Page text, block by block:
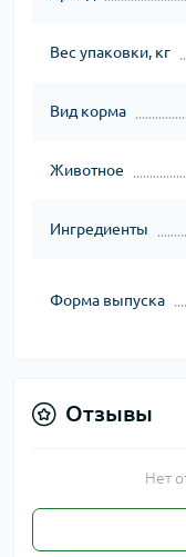
Вес упаковки, кг
Вид корма
Животное
Ингредиенты
Форма выпуска
Отзывы
Нет